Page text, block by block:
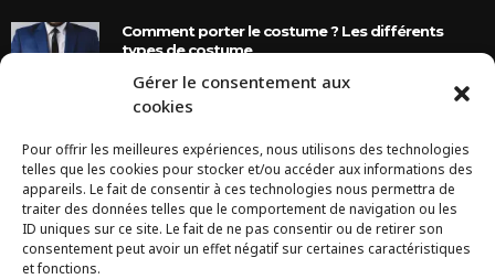
Gérer le consentement aux
cookies
Pour offrir les meilleures expériences, nous utilisons des technologies
telles que les cookies pour stocker et/ou accéder aux informations des
appareils. Le fait de consentir à ces technologies nous permettra de
traiter des données telles que le comportement de navigation ou les
ID uniques sur ce site. Le fait de ne pas consentir ou de retirer son
consentement peut avoir un effet négatif sur certaines caractéristiques
et fonctions.
Comment porter le costume ? Les différents
types de costume
8 Ans Ago
INSTAGRAM
Configuration error or no pictures...